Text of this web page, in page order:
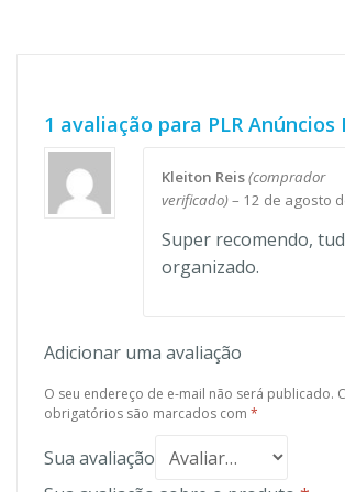
1 avaliação para PLR
Kleiton Reis(comprador
verificado)– 12 de agosto
Super recomendo,
organizado.
Adicionar uma avaliação
O seu endereço de e-mail não será publicado.
obrigatórios são marcados com *
Sua avaliação